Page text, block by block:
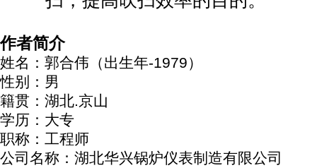
作者简介
姓名：郭合伟（出生年-1979）
性别：男
籍贯：湖北.京山
学历：大专
职称：工程师
公司名称：湖北华兴锅炉仪表制造有限公司